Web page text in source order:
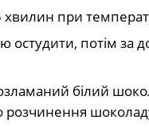
при
остудити, потім
білий